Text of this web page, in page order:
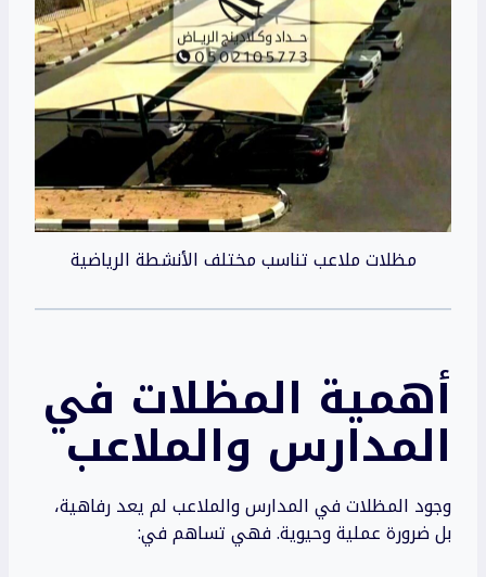
مظلات ملاعب تناسب مختلف الأنشطة الرياضية
أهمية المظلات في
المدارس والملاعب
وجود المظلات في المدارس والملاعب لم يعد رفاهية،
بل ضرورة عملية وحيوية. فهي تساهم في: